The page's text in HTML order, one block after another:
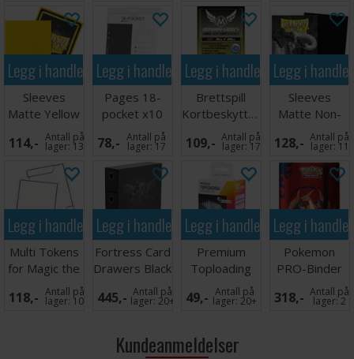
Legg i handlekurven
Sleeves
Matte Yellow
x100 66x91
114,- Antall på
lager: 13
Legg i handlekurven
Pages 18-
pocket x10
Grå
78,- Antall på
lager: 17
Legg i handlekurven
Brettspill
Kortbeskyttere
75 stk
70x120
109,- Antall på
lager: 17
Legg i
Sleeves
Matte Non-
Glare Black
128,- Antall på
lager: 11
Legg i handlekurven
Multi Tokens
for Magic the
Gathering
118,- Antall på
lager: 10
Legg i handlekurven
Fortress Card
Drawers Black
445,- Antall på
lager:20+
Legg i handlekurven
Premium
Toploading
Exoshields -
25 stk
49,- Antall på
lager:20+
Legg i
Pokemon
PRO-Binder
9-Pocket
Mega Chariza
318,- Antall på
lager:2
Kundeanmeldelser